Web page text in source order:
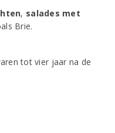
, salades met
Brie.
tot vier jaar na de